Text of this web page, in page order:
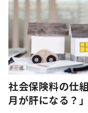
社会保険料の仕
月が肝になる？」